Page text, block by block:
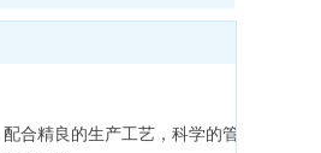
合精良的生产工艺，科学的管